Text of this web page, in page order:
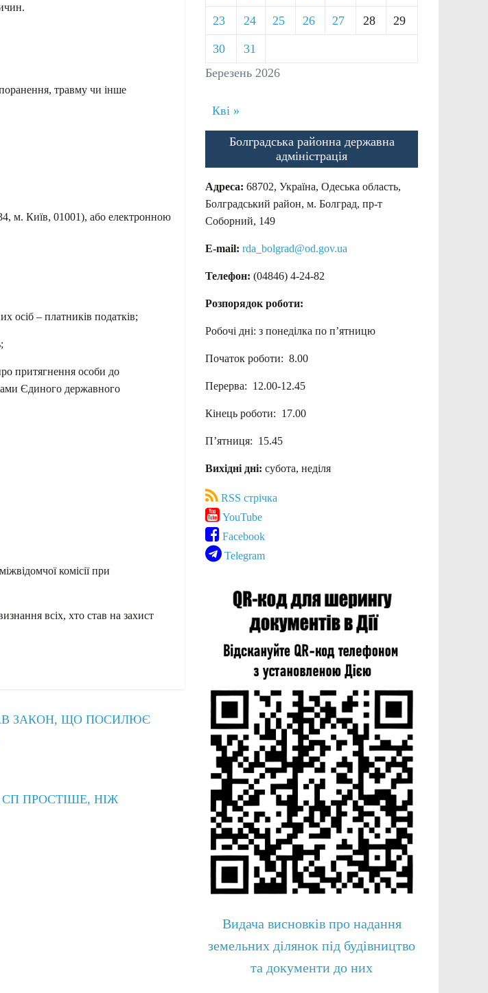
травму чи інше
м. Київ, 01001), або електронною
осіб – платників податків;
притягнення особи до
Єдиного державного
комісії при
всіх, хто став на захист
ЗАКОН, ЩО ПОСИЛЮЄ
ПРОСТІШЕ, НІЖ
Березень 2026
23 24 25 26 27 28 29
30 31
Кві »
Болградська районна державна
адміністрація
Адреса: 68702, Україна, Одеська область,
Болградський район, м. Болград, пр-т
Соборний, 149
E-mail: rda_bolgrad@od.gov.ua
Телефон: (04846) 4-24-82
Розпорядок роботи:
Робочі дні: з понеділка по п’ятницю
Початок роботи: 8.00
Перерва: 12.00-12.45
Кінець роботи: 17.00
П’ятниця: 15.45
Вихідні дні: субота, неділя
RSS стрічка
YouTube
Facebook
Telegram
Видача висновків про надання
земельних ділянок під будівництво
та документи до них